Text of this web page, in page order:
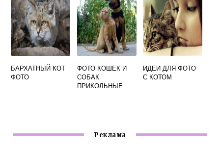
БАРХАТНЫЙ КОТ
ФОТО
ФОТО КОШЕК И
СОБАК
ПРИКОЛЬНЫЕ
ИДЕИ ДЛЯ ФОТО
С КОТОМ
Реклама